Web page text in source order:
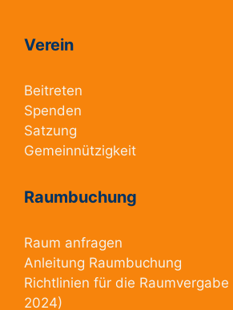
Verein
Beitreten
Spenden
Satzung
Gemeinnützigkeit
Raumbuchung
Raum anfragen
Anleitung Raumbuchung
Richtlinien für die Raumvergabe
2024)